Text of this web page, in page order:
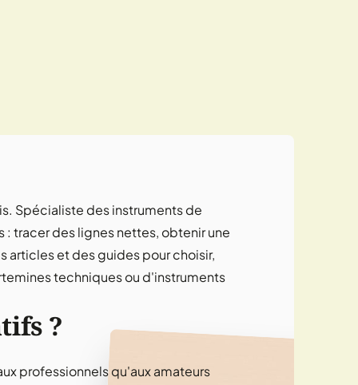
Spécialiste des instruments de
tracer des lignes nettes, obtenir une
et des guides pour choisir,
techniques ou d'instruments
?
professionnels qu'aux amateurs